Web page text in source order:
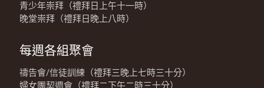
青少年崇拜（禮拜日上午十一時）
晚堂崇拜（禮拜日晚上八時）
每週各組聚會
禱告會/信徒訓練（禮拜三晚上七時三十分）
婦女團契週會（禮拜二下午二時三十分）